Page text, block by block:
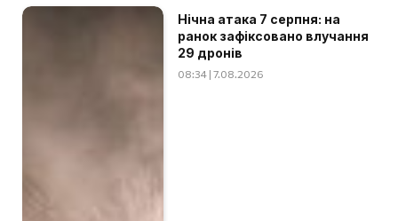
Нічна атака 7 серпня: на
ранок зафіксовано влучання
29 дронів
08:34 | 7.08.2026